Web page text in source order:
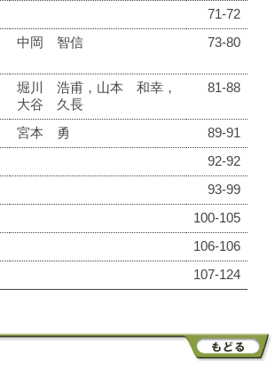
71-72
中岡 智信 73-80
堀川 浩甫，山本 和幸，
大谷 久長
81-88
宮本 勇
89-91
92-92
93-99
100-105
106-106
107-124